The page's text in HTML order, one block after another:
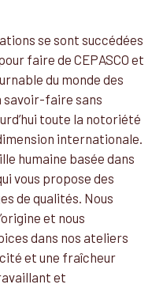
se sont succédées
faire de CEPASCO et
du monde des
savoir-faire sans
toute la notoriété
internationale.
humaine basée dans
vous propose des
de qualités. Nous
et nous
dans nos ateliers
et une fraîcheur
et